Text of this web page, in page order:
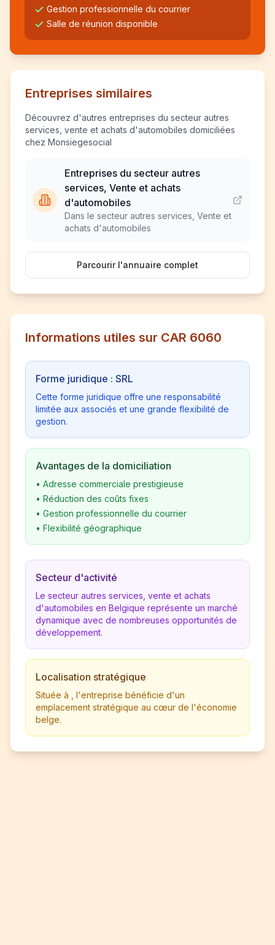
Gestion professionnelle du courrier
Salle de réunion disponible
Entreprises similaires
Découvrez d'autres entreprises du secteur autres
services, vente et achats d'automobiles domiciliées
chez Monsiegesocial
Entreprises du secteur autres
services, Vente et achats
d'automobiles
Dans le secteur autres services, Vente et
achats d'automobiles
Parcourir l'annuaire complet
Informations utiles sur CAR 6060
Forme juridique : SRL
Cette forme juridique offre une responsabilité
limitée aux associés et une grande flexibilité de
gestion.
Avantages de la domiciliation
• Adresse commerciale prestigieuse
• Réduction des coûts fixes
• Gestion professionnelle du courrier
• Flexibilité géographique
Secteur d'activité
Le secteur autres services, vente et achats
d'automobiles en Belgique représente un marché
dynamique avec de nombreuses opportunités de
développement.
Localisation stratégique
Située à , l'entreprise bénéficie d'un
emplacement stratégique au cœur de l'économie
belge.